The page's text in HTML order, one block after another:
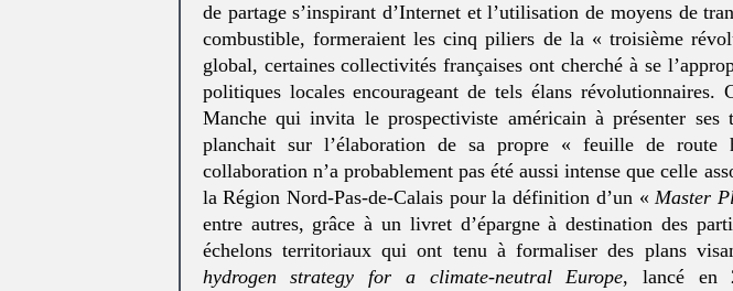
de partage s’inspirant d’Internet et l’utilisation de moyens de
combustible, formeraient les cinq piliers de la « troisième
global, certaines collectivités françaises ont cherché à se
politiques locales encourageant de tels élans
Manche qui invita le prospectiviste américain à présenter
planchait sur l’élaboration de sa propre « feuille de route
collaboration n’a probablement pas été aussi intense que celle
la Région Nord-Pas-de-Calais pour la définition d’un «Master
entre autres, grâce à un livret d’épargne à destination des
échelons territoriaux qui ont tenu à formaliser des plans
hydrogen strategy for a climate-neutral Europe, lancé en